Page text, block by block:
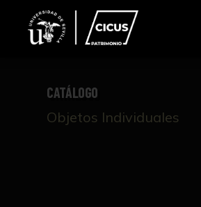
CATÁLOGO
Objetos Individuales